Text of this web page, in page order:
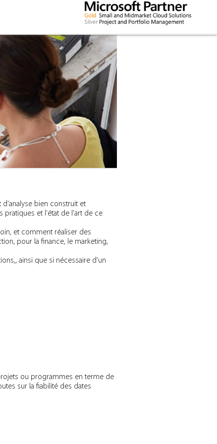
d'analyse bien construit et
pratiques et l'état de l'art de ce
et comment réaliser des
pour la finance, le marketing,
ainsi que si nécessaire d'un
ou programmes en terme de
sur la fiabilité des dates